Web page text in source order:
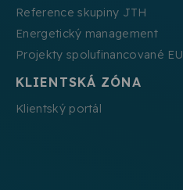
Reference skupiny JTH
Energetický management
Projekty spolufinancované EU
KLIENTSKÁ ZÓNA
Klientský portál